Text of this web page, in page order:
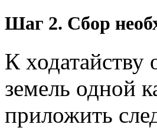
Шаг 2. Сбор
К ходатайству
земель одной
приложить